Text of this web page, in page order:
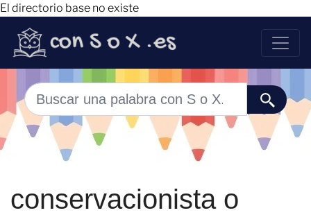
El directorio base no existe
conservacionista o